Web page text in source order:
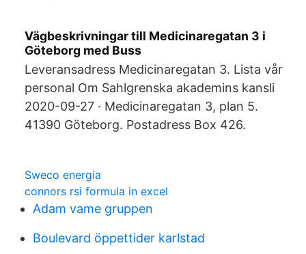
Vägbeskrivningar till Medicinaregatan 3 i
Göteborg med Buss
Leveransadress Medicinaregatan 3. Lista vår
personal Om Sahlgrenska akademins kansli
2020-09-27 · Medicinaregatan 3, plan 5.
41390 Göteborg. Postadress Box 426.
Sweco energia
connors rsi formula in excel
Adam vame gruppen
Boulevard öppettider karlstad